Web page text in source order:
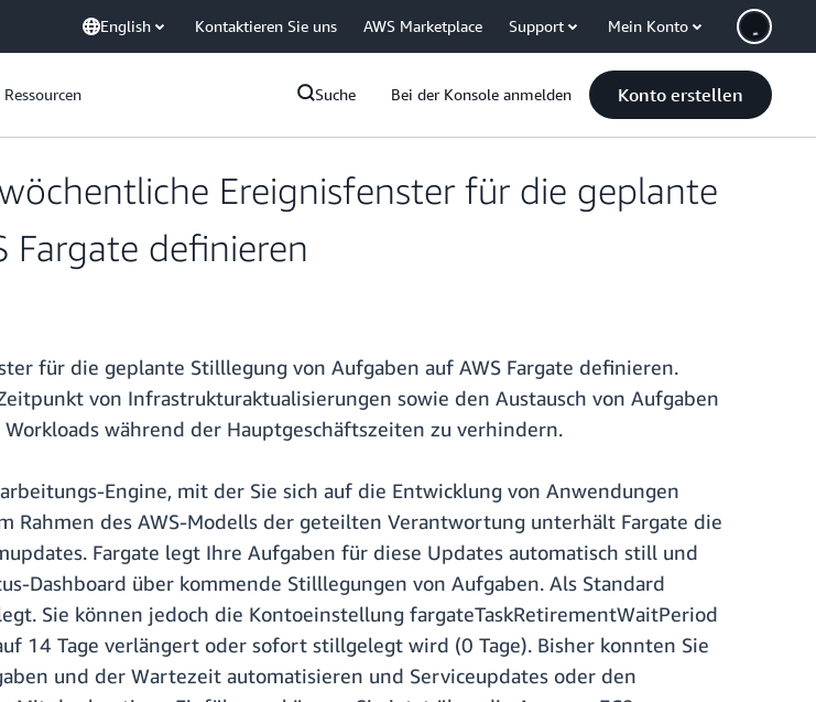
English Kontaktieren Sie uns AWS Marketplace Support Mein Konto
Ressourcen Suche Bei der Konsole anmelden Konto erstellen
Ereignisfenster für die geplante
Fargate definieren
für die geplante Stilllegung von Aufgaben auf AWS Fargate definieren.
von Infrastrukturaktualisierungen sowie den Austausch von Aufgaben
während der Hauptgeschäftszeiten zu verhindern.
Engine, mit der Sie sich auf die Entwicklung von Anwendungen
Rahmen des AWS-Modells der geteilten Verantwortung unterhält Fargate die
Fargate legt Ihre Aufgaben für diese Updates automatisch still und
Dashboard über kommende Stilllegungen von Aufgaben. Als Standard
Sie können jedoch die Kontoeinstellung fargateTaskRetirementWaitPeriod
14 Tage verlängert oder sofort stillgelegt wird (0 Tage). Bisher konnten Sie
und der Wartezeit automatisieren und Serviceupdates oder den